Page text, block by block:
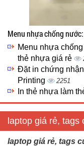
Menu nhựa chống
Menu nhựa
thẻ nhựa giá rẻ
Đặt in chứng
Printing
2251
In thẻ nhựa làm
laptop giá rẻ,
laptop giá rẻ, tags